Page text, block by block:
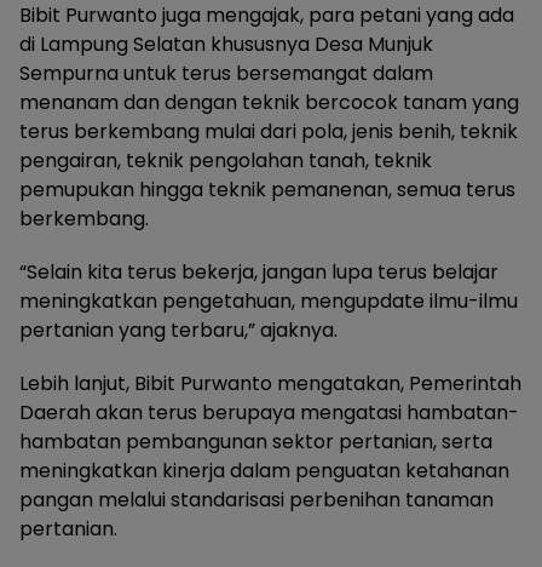
Bibit Purwanto juga mengajak, para petani yang ada
di Lampung Selatan khususnya Desa Munjuk
Sempurna untuk terus bersemangat dalam
menanam dan dengan teknik bercocok tanam yang
terus berkembang mulai dari pola, jenis benih, teknik
pengairan, teknik pengolahan tanah, teknik
pemupukan hingga teknik pemanenan, semua terus
berkembang.
“Selain kita terus bekerja, jangan lupa terus belajar
meningkatkan pengetahuan, mengupdate ilmu-ilmu
pertanian yang terbaru,” ajaknya.
Lebih lanjut, Bibit Purwanto mengatakan, Pemerintah
Daerah akan terus berupaya mengatasi hambatan-
hambatan pembangunan sektor pertanian, serta
meningkatkan kinerja dalam penguatan ketahanan
pangan melalui standarisasi perbenihan tanaman
pertanian.